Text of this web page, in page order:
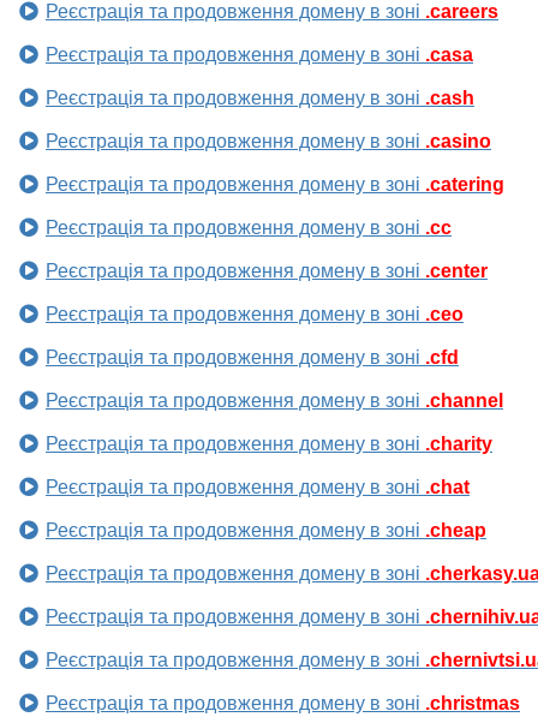
Реєстрація та продовження домену в зоні .careers
Реєстрація та продовження домену в зоні .casa
Реєстрація та продовження домену в зоні .cash
Реєстрація та продовження домену в зоні .casino
Реєстрація та продовження домену в зоні .catering
Реєстрація та продовження домену в зоні .cc
Реєстрація та продовження домену в зоні .center
Реєстрація та продовження домену в зоні .ceo
Реєстрація та продовження домену в зоні .cfd
Реєстрація та продовження домену в зоні .channel
Реєстрація та продовження домену в зоні .charity
Реєстрація та продовження домену в зоні .chat
Реєстрація та продовження домену в зоні .cheap
Реєстрація та продовження домену в зоні
Реєстрація та продовження домену в зоні
Реєстрація та продовження домену в зоні
Реєстрація та продовження домену в зоні .christmas